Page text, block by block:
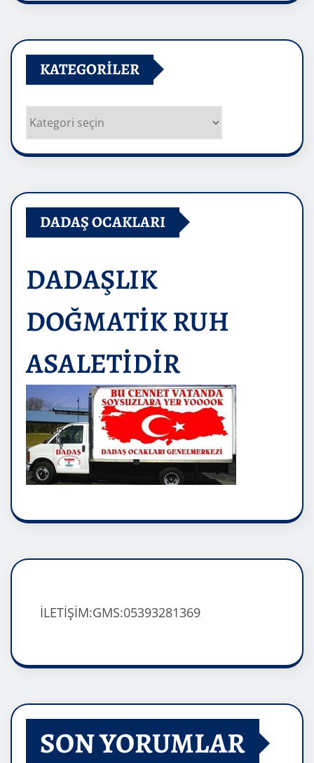
KATEGORILER
Kategoriler
DADAŞ OCAKLARI
DADAŞLIK
DOĞMATİK RUH
ASALETİDİR
İLETİŞİM:GMS:05393281369
SON YORUMLAR